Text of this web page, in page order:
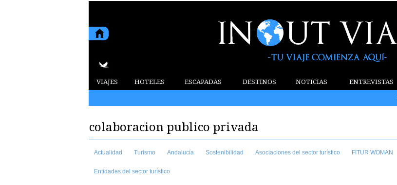
VIAJES HOTELES ESCAPADAS DESTINOS NOTICIAS ENTREVISTAS
colaboracion publico privada
Actualidad Turismo Andalucía Sostenibilidad Asociaciones del sector turístico FITUR WOMAN
Entidades del sector turístico